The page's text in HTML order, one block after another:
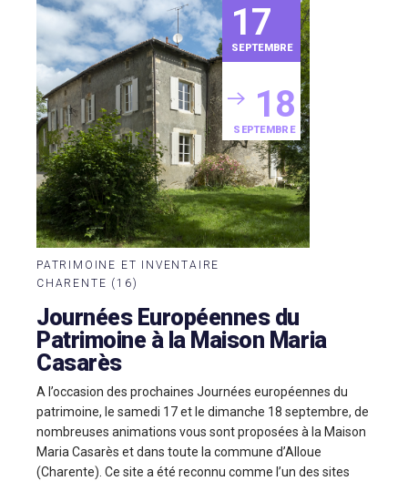
17
SEPTEMBRE
18
SEPTEMBRE
PATRIMOINE ET INVENTAIRE
CHARENTE (16)
Journées Européennes du
Patrimoine à la Maison Maria
Casarès
A l’occasion des prochaines Journées européennes du
patrimoine, le samedi 17 et le dimanche 18 septembre, de
nombreuses animations vous sont proposées à la Maison
Maria Casarès et dans toute la commune d’Alloue
(Charente). Ce site a été reconnu comme l’un des sites